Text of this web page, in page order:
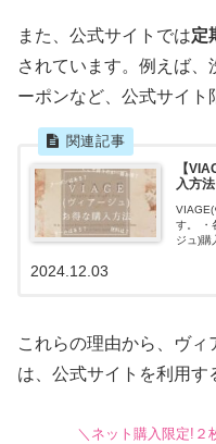
また、公式サイトでは定
されています。例えば、
ーポンなど、公式サイト
【
入方
VIAGE(
す。 ・
ジュ)購
2024.12.03
これらの理由から、ヴ
は、公式サイトを利用す
＼ネット購入限定!２